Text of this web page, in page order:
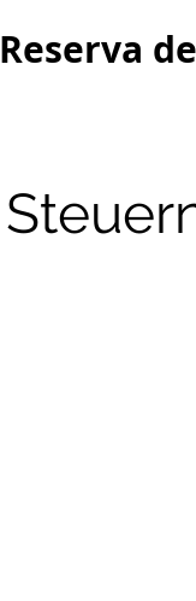
Reserva